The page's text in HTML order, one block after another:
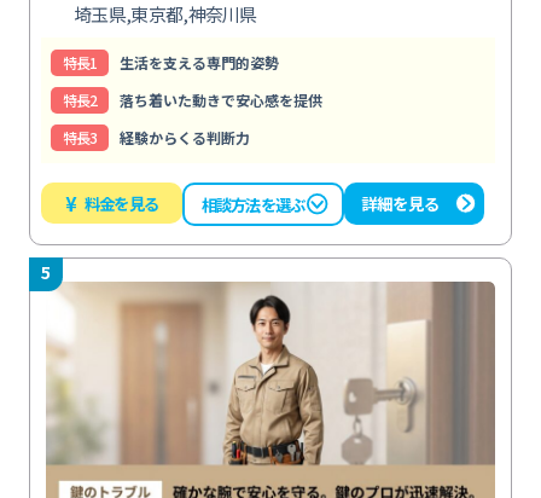
埼玉県,東京都,神奈川県
特⻑1
生活を支える専門的姿勢
特⻑2
落ち着いた動きで安心感を提供
特⻑3
経験からくる判断力
¥ 料金を見る 相談方法を選ぶ 詳細を見る
5